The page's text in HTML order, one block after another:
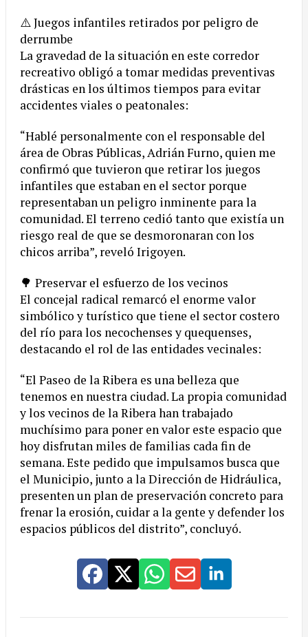
⚠️ Juegos infantiles retirados por peligro de
derrumbe
La gravedad de la situación en este corredor
recreativo obligó a tomar medidas preventivas
drásticas en los últimos tiempos para evitar
accidentes viales o peatonales:
“Hablé personalmente con el responsable del
área de Obras Públicas, Adrián Furno, quien me
confirmó que tuvieron que retirar los juegos
infantiles que estaban en el sector porque
representaban un peligro inminente para la
comunidad. El terreno cedió tanto que existía un
riesgo real de que se desmoronaran con los
chicos arriba”, reveló Irigoyen.
🌳 Preservar el esfuerzo de los vecinos
El concejal radical remarcó el enorme valor
simbólico y turístico que tiene el sector costero
del río para los necochenses y quequenses,
destacando el rol de las entidades vecinales:
“El Paseo de la Ribera es una belleza que
tenemos en nuestra ciudad. La propia comunidad
y los vecinos de la Ribera han trabajado
muchísimo para poner en valor este espacio que
hoy disfrutan miles de familias cada fin de
semana. Este pedido que impulsamos busca que
el Municipio, junto a la Dirección de Hidráulica,
presenten un plan de preservación concreto para
frenar la erosión, cuidar a la gente y defender los
espacios públicos del distrito”, concluyó.